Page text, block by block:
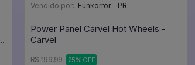
Vendido por: Funkorror - PR
Power Panel Carvel Hot Wheels -
Carvel
R$ 199,99 25% OFF